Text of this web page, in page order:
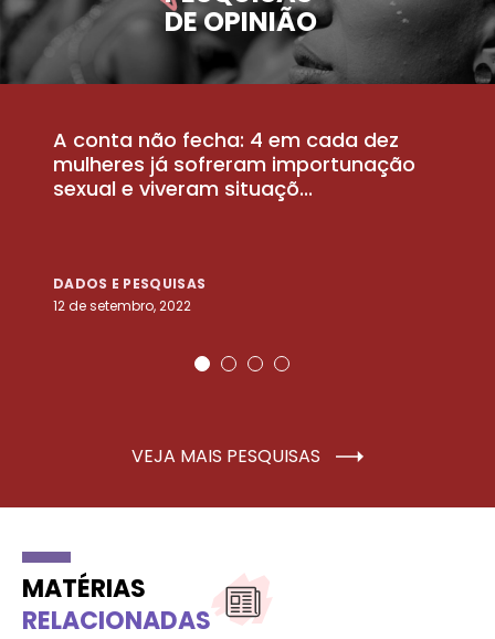
DE OPINIÃO
A conta não fecha: 4 em cada dez
mulheres já sofreram importunação
sexual e viveram situaçõ...
DADOS E PESQUISAS
12 de setembro, 2022
VEJA MAIS PESQUISAS
MATÉRIAS
RELACIONADAS